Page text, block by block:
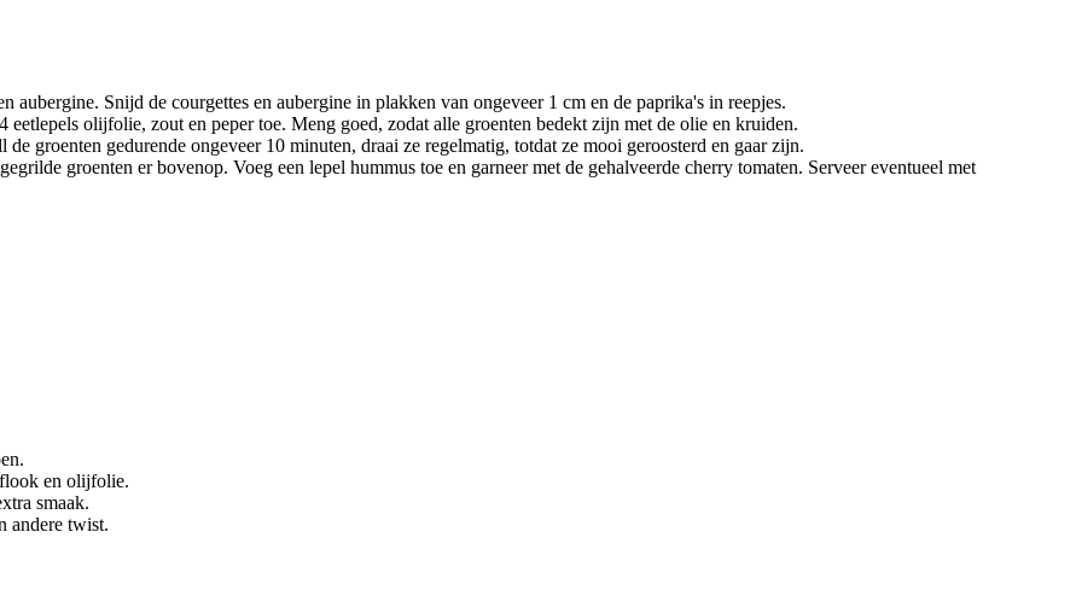
aubergine. Snijd de courgettes en aubergine in plakken van ongeveer 1 cm en de paprika's in reepjes.
eetlepels olijfolie, zout en peper toe. Meng goed, zodat alle groenten bedekt zijn met de olie en kruiden.
groenten gedurende ongeveer 10 minuten, draai ze regelmatig, totdat ze mooi geroosterd en gaar zijn.
groenten er bovenop. Voeg een lepel hummus toe en garneer met de gehalveerde cherry tomaten. Serveer eventueel met
en olijfolie.
smaak.
andere twist.